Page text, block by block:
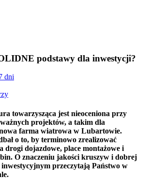
podstawy dla inwestycji?
dni
towarzysząca jest nieoceniona przy
projektów, a takim dla
farma wiatrowa w Lubartowie.
o to, by terminowo zrealizować
drogi dojazdowe, place montażowe i
O znaczeniu jakości kruszyw i dobrej
przeczytają Państwo w